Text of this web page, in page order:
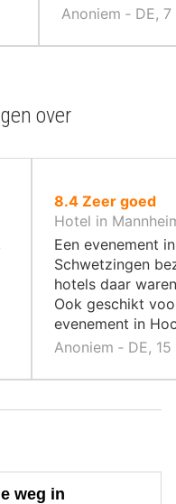
Anoniem ‐ DE,
over
8.4uit
10
,
Zeer goed
Hotel in
Een evenement in
Schwetzingen
hotels daar
Ook geschikt
evenement in
Anoniem ‐ DE,
weg in